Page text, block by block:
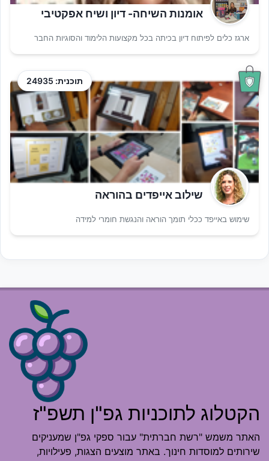
אומנות השיחה- דיון ושיח אפקטיבי
ארגז כלים לפיתוח דיון בכיתה בכל מקצועות הלימוד והסוגיות החבר
תוכנית: 24935
שילוב אייפדים בהוראה
שימוש באייפד ככלי תומך הוראה והנגשת חומרי למידה
הקטלוג לתוכניות גפ"ן תשפ"ז
האתר משמש "רשת חברתית" עבור ספקי גפ"ן שמעניקים
שירותים למוסדות חינוך. באתר מוצעים הצגות, פעילויות,